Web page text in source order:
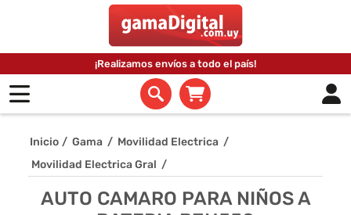
¡Realizamos envíos a todo el país!
Inicio / Gama / Movilidad Electrica /
Movilidad Electrica Gral /
AUTO CAMARO PARA NIÑOS A